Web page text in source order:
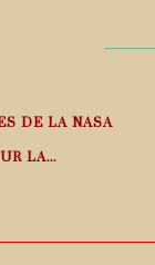
DE LA NASA
LA...